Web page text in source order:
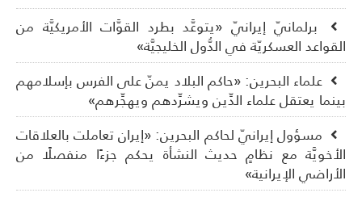
برلمانيّ إيرانيّ «يتوعَّد بطرد القوَّات الأمريكيَّة من
العسكريّة في الدُّول الخليجيَّة»
علماء البحرين: «حاكم البلاد يمنّ على الفرس بإسلامهم
يعتقل علماء الدِّين ويشرِّدهم ويهجِّرهم»
مسؤول إيرانيّ لحاكم البحرين: «إيران تعاملت بالعلاقات
مع نظامٍ حديث النشأة يحكم جزءًا منفصلًا من
الإيرانية»